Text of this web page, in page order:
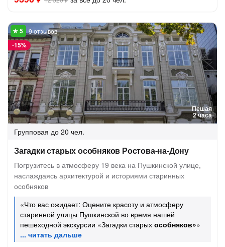
Пешая
2 часа
-15%
9 отзывов
Групповая до 20 чел.
Загадки старых особняков Ростова-на-Дону
Погрузитесь в атмосферу 19 века на Пушкинской улице,
наслаждаясь архитектурой и историями старинных
особняков
«Что вас ожидает: Оцените красоту и атмосферу
старинной улицы Пушкинской во время нашей
пешеходной экскурсии «Загадки старых особняков»»